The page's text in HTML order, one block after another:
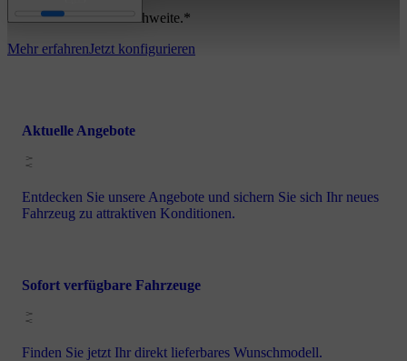
Mit bis zu 810 km Reichweite.*
Mehr erfahrenJetzt konfigurieren
Aktuelle Angebote
Entdecken Sie unsere Angebote und sichern Sie sich Ihr neues
Fahrzeug zu attraktiven Konditionen.
Sofort verfügbare Fahrzeuge
Finden Sie jetzt Ihr direkt lieferbares Wunschmodell.